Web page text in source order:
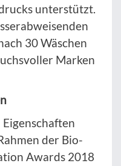
unterstützt.
30 Wäschen
Marken
der Bio-
Awards 2018